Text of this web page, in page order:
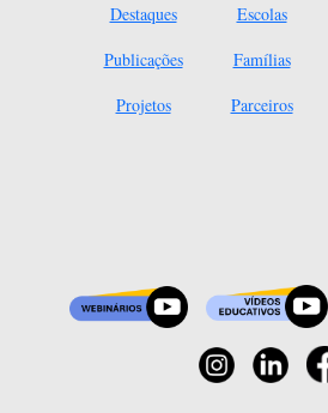
Destaques
Publicações
Projetos
Escolas
Famílias
Parceiros